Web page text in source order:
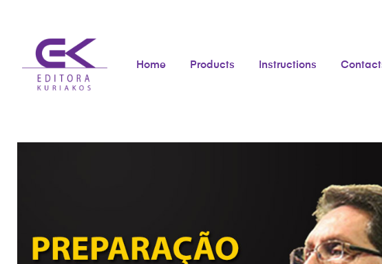
Home Products Instructions